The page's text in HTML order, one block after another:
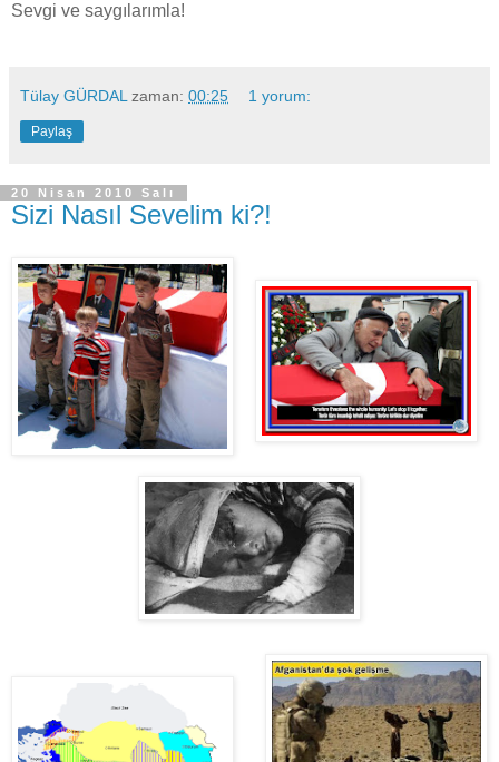
Sevgi ve saygılarımla!
Tülay GÜRDAL zaman: 00:25 1 yorum:
Paylaş
20 Nisan 2010 Salı
Sizi Nasıl Sevelim ki?!